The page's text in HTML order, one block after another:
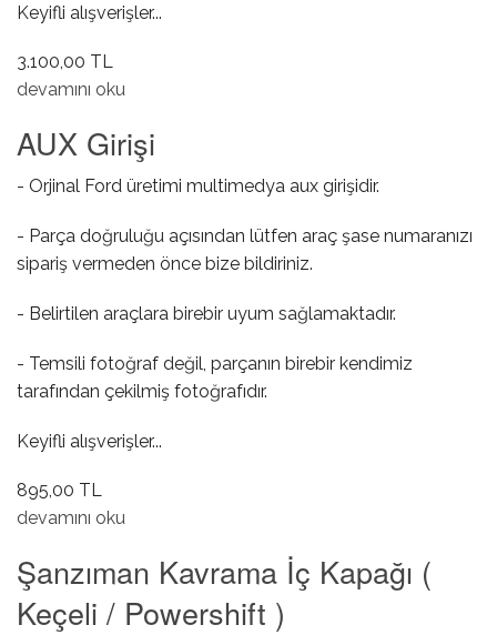
Keyifli alışverişler...
3.100,00 TL
Kapı Kilit Şifre Takımı hakkında
devamını oku
AUX Girişi
- Orjinal Ford üretimi multimedya aux girişidir.
- Parça doğruluğu açısından lütfen araç şase numaranızı
sipariş vermeden önce bize bildiriniz.
- Belirtilen araçlara birebir uyum sağlamaktadır.
- Temsili fotoğraf değil, parçanın birebir kendimiz
tarafından çekilmiş fotoğrafıdır.
Keyifli alışverişler...
895,00 TL
AUX Girişi hakkında
devamını oku
Şanzıman Kavrama İç Kapağı (
Keçeli / Powershift )